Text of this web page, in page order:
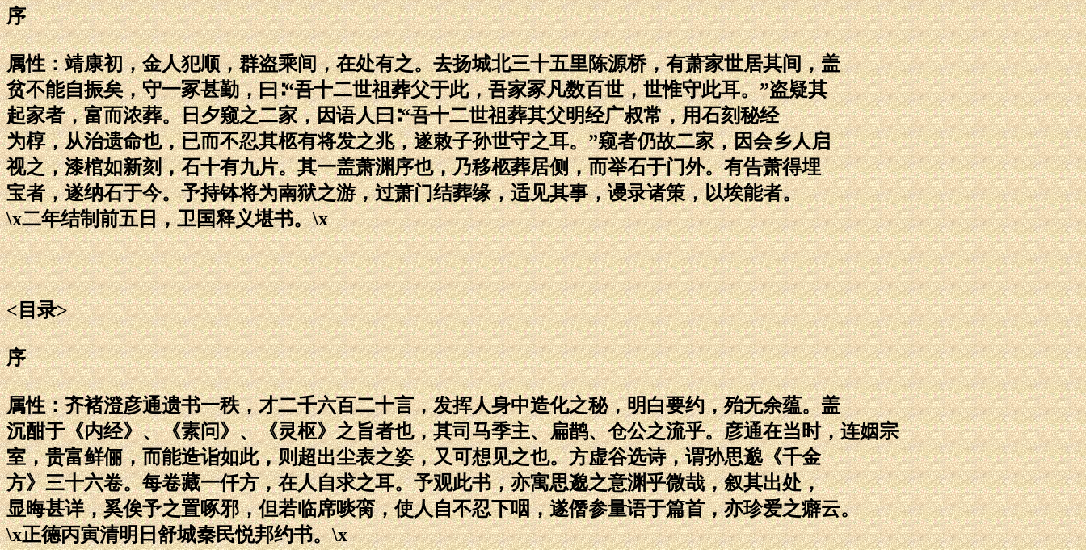
序
属性：靖康初，金人犯顺，群盗乘间，在处有之。去扬城北三十五里陈源桥，有萧家世居其间，盖
贫不能自振矣，守一冢甚勤，曰∶“吾十二世祖葬父于此，吾家冢凡数百世，世惟守此耳。”盗疑其
起家者，富而浓葬。日夕窥之二家，因语人曰∶“吾十二世祖葬其父明经广叔常，用石刻秘经
为椁，从治遗命也，已而不忍其柩有将发之兆，遂敕子孙世守之耳。”窥者仍故二家，因会乡人启
视之，漆棺如新刻，石十有九片。其一盖萧渊序也，乃移柩葬居侧，而举石于门外。有告萧得埋
宝者，遂纳石于今。予持钵将为南狱之游，过萧门结葬缘，适见其事，谩录诸策，以埃能者。
\x二年结制前五日，卫国释义堪书。\x
<目录>
序
属性：齐褚澄彦通遗书一秩，才二千六百二十言，发挥人身中造化之秘，明白要约，殆无余蕴。盖
沉酣于《内经》、《素问》、《灵枢》之旨者也，其司马季主、扁鹊、仓公之流乎。彦通在当时，连姻宗
室，贵富鲜俪，而能造诣如此，则超出尘表之姿，又可想见之也。方虚谷选诗，谓孙思邈《千金
方》三十六卷。每卷藏一仟方，在人自求之耳。予观此书，亦寓思邈之意渊乎微哉，叙其出处，
显晦甚详，奚俟予之置啄邪，但若临席啖脔，使人自不忍下咽，遂僭参量语于篇首，亦珍爱之癖云。
\x正德丙寅清明日舒城秦民悦邦约书。\x